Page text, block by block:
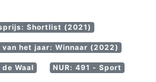
Shortlist (2021)
het jaar: Winnaar (2022)
Waal NUR: 491 - Sport